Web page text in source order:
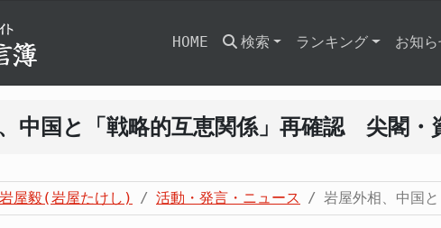
HOME 検索 ランキング お知
中国と「戦略的互恵関係」再確認 尖閣・
岩屋毅(岩屋たけし) 活動・発言・ニュース 岩屋外相、中国